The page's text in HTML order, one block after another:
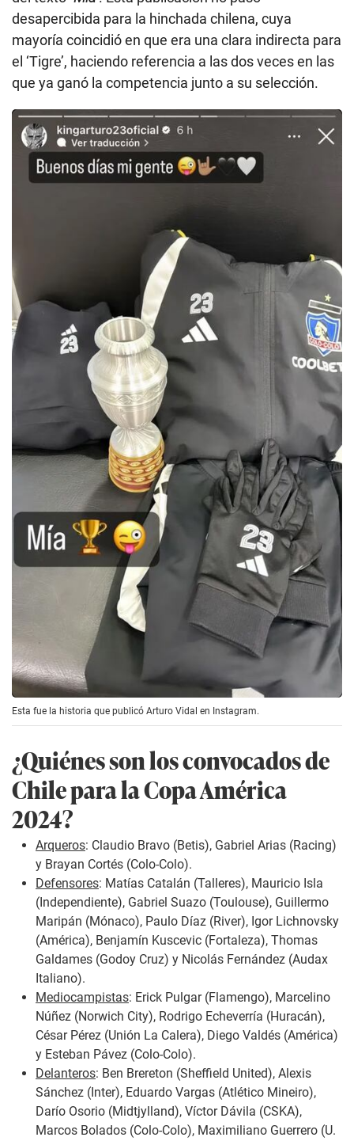
desapercibida para la hinchada chilena, cuya
mayoría coincidió en que era una clara indirecta para
el ‘Tigre’, haciendo referencia a las dos veces en las
que ya ganó la competencia junto a su selección.
Esta fue la historia que publicó Arturo Vidal en Instagram.
¿Quiénes son los convocados de
Chile para la Copa América
2024?
Arqueros: Claudio Bravo (Betis), Gabriel Arias (Racing)
y Brayan Cortés (Colo-Colo).
Defensores: Matías Catalán (Talleres), Mauricio Isla
(Independiente), Gabriel Suazo (Toulouse), Guillermo
Maripán (Mónaco), Paulo Díaz (River), Igor Lichnovsky
(América), Benjamín Kuscevic (Fortaleza), Thomas
Galdames (Godoy Cruz) y Nicolás Fernández (Audax
Italiano).
Mediocampistas: Erick Pulgar (Flamengo), Marcelino
Núñez (Norwich City), Rodrigo Echeverría (Huracán),
César Pérez (Unión La Calera), Diego Valdés (América)
y Esteban Pávez (Colo-Colo).
Delanteros: Ben Brereton (Sheffield United), Alexis
Sánchez (Inter), Eduardo Vargas (Atlético Mineiro),
Darío Osorio (Midtjylland), Víctor Dávila (CSKA),
Marcos Bolados (Colo-Colo), Maximiliano Guerrero (U.